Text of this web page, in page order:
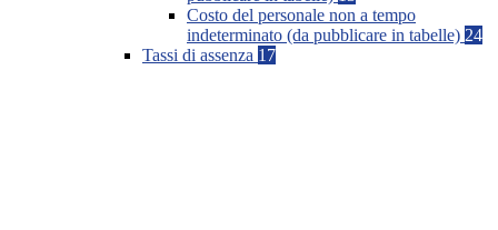
Costo del personale non a tempo
indeterminato (da pubblicare in tabelle) 24
Tassi di assenza 17